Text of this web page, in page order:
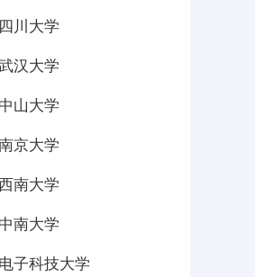
四川大学
汉大学
中山大学
京大学
南大学
中南大学
电子科技大学